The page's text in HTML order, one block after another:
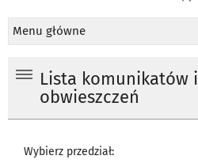
Menu główne
Lista komunikatów i
obwieszczeń
Wybierz przedział: